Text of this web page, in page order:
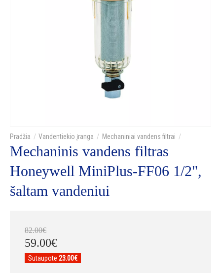
Vandentiekio įranga Mechaniniai vandens filtrai
Mechaninis vandens filtras
Honeywell MiniPlus-FF06 1/2",
šaltam vandeniui
82.00€
59.00€
Sutaupote 23.00€